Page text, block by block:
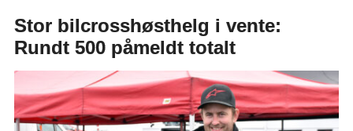
Stor bilcrosshøsthelg i vente:
Rundt 500 påmeldt totalt